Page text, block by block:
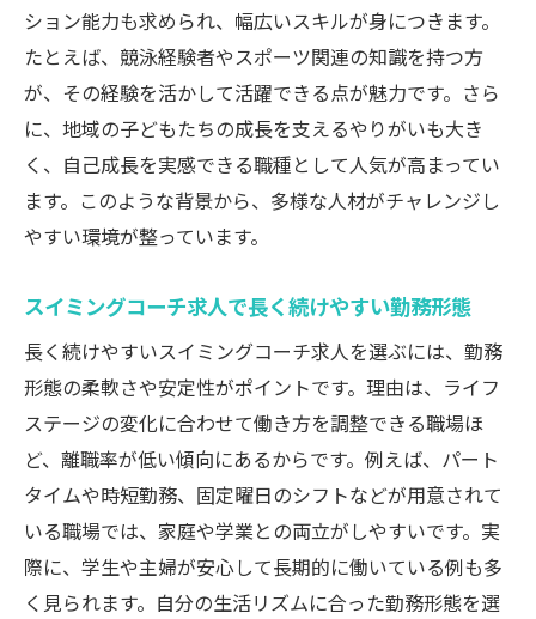
ション能力も求められ、幅広いスキルが身につきます。
たとえば、競泳経験者やスポーツ関連の知識を持つ方
が、その経験を活かして活躍できる点が魅力です。さら
に、地域の子どもたちの成長を支えるやりがいも大き
く、自己成長を実感できる職種として人気が高まってい
ます。このような背景から、多様な人材がチャレンジし
やすい環境が整っています。
スイミングコーチ求人で長く続けやすい勤務形態
長く続けやすいスイミングコーチ求人を選ぶには、勤務
形態の柔軟さや安定性がポイントです。理由は、ライフ
ステージの変化に合わせて働き方を調整できる職場ほ
ど、離職率が低い傾向にあるからです。例えば、パート
タイムや時短勤務、固定曜日のシフトなどが用意されて
いる職場では、家庭や学業との両立がしやすいです。実
際に、学生や主婦が安心して長期的に働いている例も多
く見られます。自分の生活リズムに合った勤務形態を選